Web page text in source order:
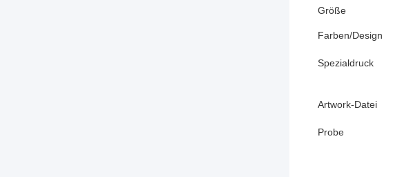
Größe
Farben/Design
Spezialdruck
Artwork-Datei
Probe